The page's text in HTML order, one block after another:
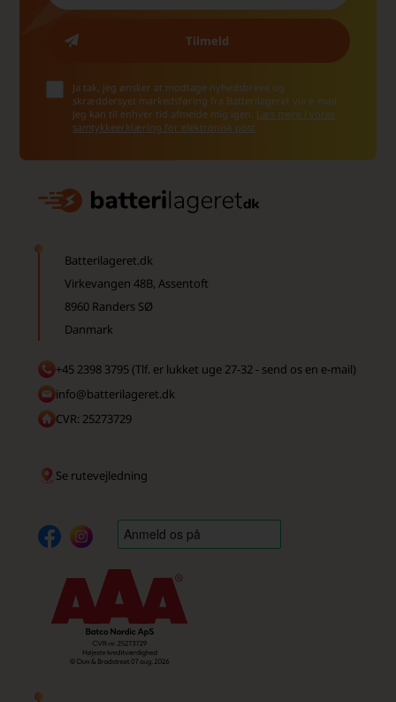
Ja tak, jeg ønsker at modtage nyhedsbreve og
skræddersyet markedsføring fra Batterilageret via e-mail.
Jeg kan til enhver tid afmelde mig igen. Læs mere i vores
samtykkeerklæring for elektronisk post
Batterilageret.dk
Virkevangen 48B, Assentoft
8960 Randers SØ
Danmark
+45 2398 3795 (Tlf. er lukket uge 27-32 - send os en e-mail)
info@batterilageret.dk
CVR: 25273729
Se rutevejledning